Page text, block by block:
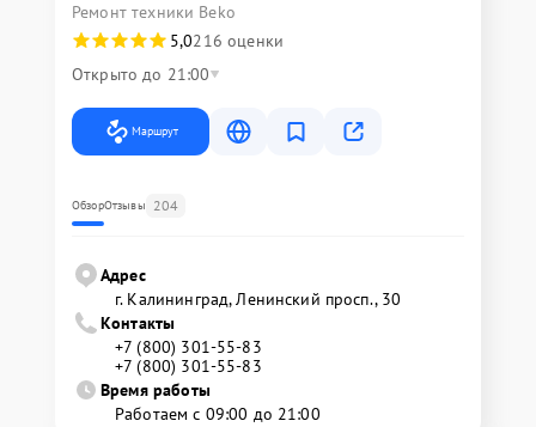
Ремонт техники Beko
5,0216 оценки
Открыто до 21:00
Маршрут
ОбзорОтзывы 204
Адрес
г. Калининград, Ленинский просп., 30
Контакты
+7 (800) 301-55-83
+7 (800) 301-55-83
Время работы
Работаем с 09:00 до 21:00